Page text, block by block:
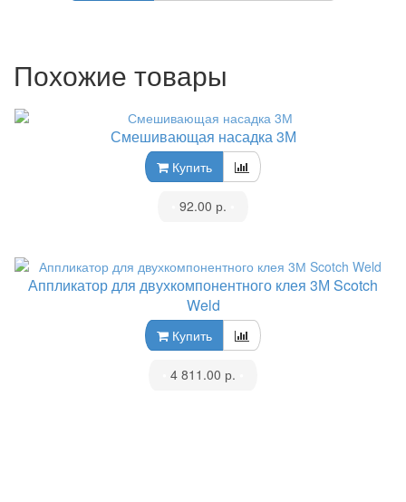
Похожие товары
Смешивающая насадка 3М
Купить
92.00 р.
Аппликатор для двухкомпонентного клея 3М Scotch
Weld
Купить
4 811.00 р.